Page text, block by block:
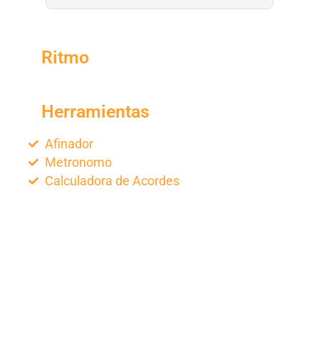
Ritmo
Herramientas
Afinador
Metronomo
Calculadora de Acordes